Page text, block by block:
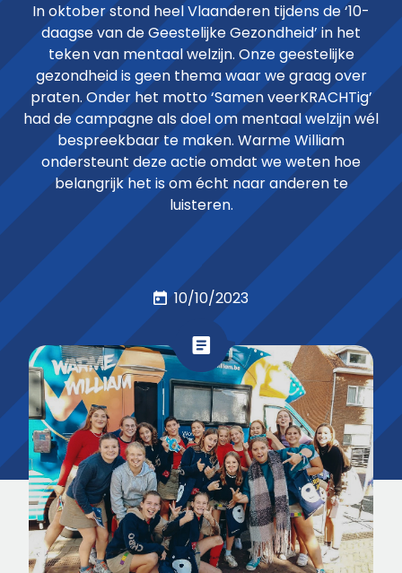
In oktober stond heel Vlaanderen tijdens de ‘10-
daagse van de Geestelijke Gezondheid’ in het
teken van mentaal welzijn. Onze geestelijke
gezondheid is geen thema waar we graag over
praten. Onder het motto ‘Samen veerKRACHTig’
had de campagne als doel om mentaal welzijn wél
bespreekbaar te maken. Warme William
ondersteunt deze actie omdat we weten hoe
belangrijk het is om écht naar anderen te
luisteren.
10/10/2023